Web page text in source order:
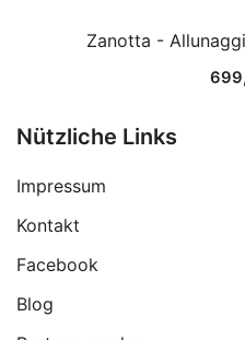
Zanotta -
Nützliche Links
Impressum
Kontakt
Facebook
Blog